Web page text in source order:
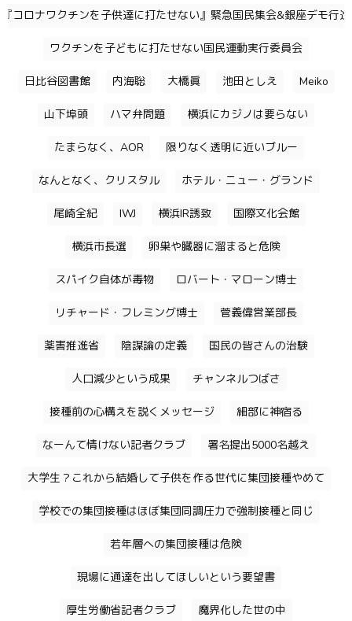
『コロナワクチンを子供達に打たせない』緊急国民集会&銀座デモ行進
ワクチンを子どもに打たせない国民運動実行委員会
日比谷図書館 内海聡 大橋眞 池田としえ Meiko
山下埠頭 ハマ弁問題 横浜にカジノは要らない
たまらなく、AOR 限りなく透明に近いブルー
なんとなく、クリスタル ホテル・ニュー・グランド
尾崎全紀 IWJ 横浜IR誘致 国際文化会館
横浜市長選 卵巣や臓器に溜まると危険
スパイク自体が毒物 ロバート・マローン博士
リチャード・フレミング博士 菅義偉営業部長
薬害推進省 陰謀論の定義 国民の皆さんの治験
人口減少という成果 チャンネルつばさ
接種前の心構えを説くメッセージ 細部に神宿る
なーんて情けない記者クラブ 署名提出5000名越え
大学生？これから結婚して子供を作る世代に集団接種やめて
学校での集団接種はほぼ集団同調圧力で強制接種と同じ
若年層への集団接種は危険
現場に通達を出してほしいという要望書
厚生労働省記者クラブ 魔界化した世の中